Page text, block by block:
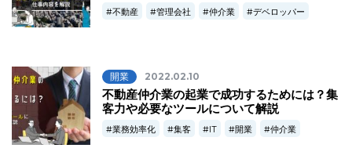
不動産 管理会社 仲介業 デベロッパー
開業 2022.02.10
不動産仲介業の起業で成功するためには？集
客力や必要なツールについて解説
業務効率化 集客 IT 開業 仲介業